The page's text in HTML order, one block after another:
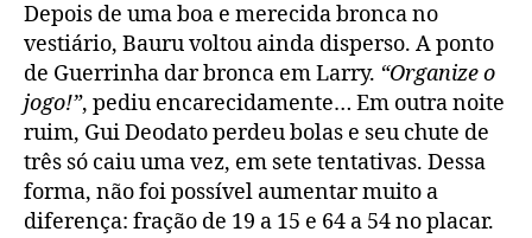
Depois de uma boa e merecida bronca no
vestiário, Bauru voltou ainda disperso. A ponto
de Guerrinha dar bronca em Larry. “Organize o
jogo!”, pediu encarecidamente… Em outra noite
ruim, Gui Deodato perdeu bolas e seu chute de
três só caiu uma vez, em sete tentativas. Dessa
forma, não foi possível aumentar muito a
diferença: fração de 19 a 15 e 64 a 54 no placar.